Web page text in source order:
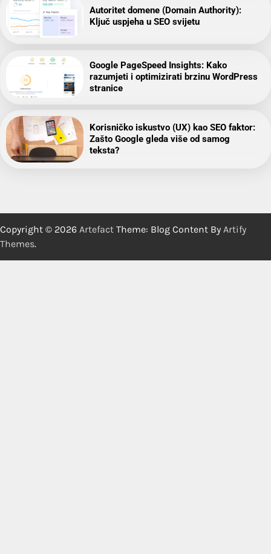
Autoritet domene (Domain Authority):
Ključ uspjeha u SEO svijetu
Google PageSpeed Insights: Kako
razumjeti i optimizirati brzinu WordPress
stranice
Korisničko iskustvo (UX) kao SEO faktor:
Zašto Google gleda više od samog
teksta?
Copyright © 2026 Artefact Theme: Blog Content By Artify
Themes.